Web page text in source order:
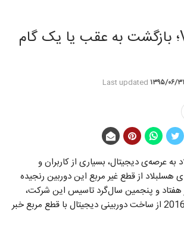
هسلبلاد V1D؛ بازگشت به عقب یا یک گام
Last updated ۱۳۹۵/۰۶/۳۱
به عرصه‌ی دیجیتال، بسیاری از کاربران و
هسلبلاد از قطع غیر مربع این دوربین رنجیده
هفتاد و پنجمین سال‌گرد تاسیس این شرکت،
هسلبلاد در فتوکینای 2016 از ساخت دوربینی دیجیتال با قطع مربع خبر